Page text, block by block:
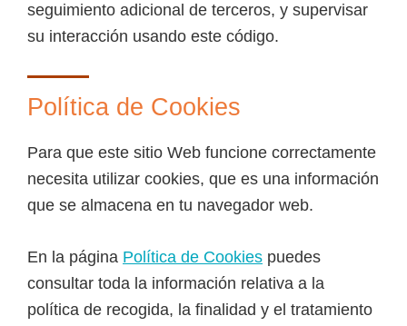
seguimiento adicional de terceros, y supervisar
su interacción usando este código.
Política de Cookies
Para que este sitio Web funcione correctamente
necesita utilizar cookies, que es una información
que se almacena en tu navegador web.
En la página Política de Cookies puedes
consultar toda la información relativa a la
política de recogida, la finalidad y el tratamiento